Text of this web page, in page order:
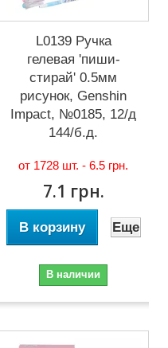
L0139 Ручка
гелевая 'пиши-
стирай' 0.5мм
рисунок, Genshin
Impact, №0185, 12/д
144/б.д.
от 1728 шт. -6.5 грн.
7.1 грн.
В корзину Еще
В наличии